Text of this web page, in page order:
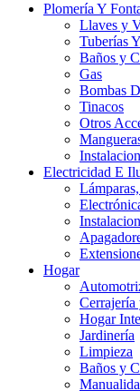
Plomería Y
Llaves y
Tuberías
Baños y
Gas
Bombas
Tinacos
Otros
Electricidad E
Hogar
Cerrajería
Hogar
Jardinería
Limpieza
Baños y